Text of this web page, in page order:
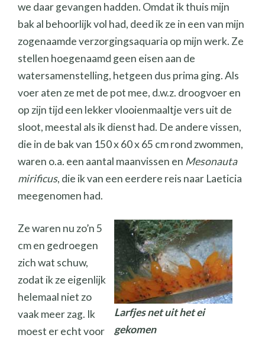
we daar gevangen hadden. Omdat ik thuis mijn
bak al behoorlijk vol had, deed ik ze in een van mijn
zogenaamde verzorgingsaquaria op mijn werk. Ze
stellen hoegenaamd geen eisen aan de
watersamenstelling, hetgeen dus prima ging. Als
voer aten ze met de pot mee, d.w.z. droogvoer en
op zijn tijd een lekker vlooienmaaltje vers uit de
sloot, meestal als ik dienst had. De andere vissen,
die in de bak van 150 x 60 x 65 cm rond zwommen,
waren o.a. een aantal maanvissen en Mesonauta
mirificus, die ik van een eerdere reis naar Laeticia
meegenomen had.
Larfjes net uit het ei
gekomen
Ze waren nu zo’n 5
cm en gedroegen
zich wat schuw,
zodat ik ze eigenlijk
helemaal niet zo
vaak meer zag. Ik
moest er echt voor